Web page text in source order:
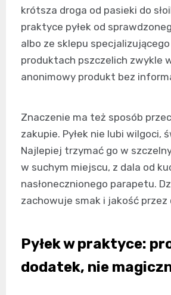
krótsza droga od pasieki do
praktyce pyłek od
albo ze sklepu
produktach pszczelich zwykle
anonimowy produkt bez
Znaczenie ma też sposób
zakupie. Pyłek nie lubi wilgoci,
Najlepiej trzymać go w
w suchym miejscu, z dala od
nasłonecznionego parapetu.
zachowuje smak i jakość przez
Pyłek w praktyce:
dodatek, nie